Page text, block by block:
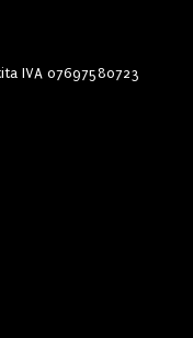
IVA 07697580723